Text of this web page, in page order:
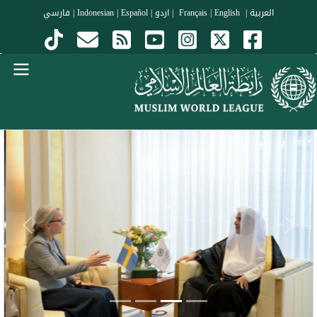
تجاوز إلى المحتوى الرئيسي
العربية|
|English
| اردو|
Indonesian |Español
| فارسي
Menu Arabic
Next